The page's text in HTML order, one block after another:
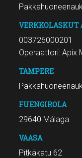
003726000201
Operaattori: Apix
TAMPERE
FUENGIROLA
29640 Málaga
VAASA
Pitkäkatu 62